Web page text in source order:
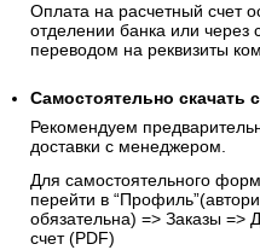
Оплата на расчетный счет
отделении банка или через
переводом на реквизиты
Самостоятельно скачать
Рекомендуем
доставки с менеджером.
Для самостоятельного
перейти в
обязательна) => Заказы =>
счет (PDF)